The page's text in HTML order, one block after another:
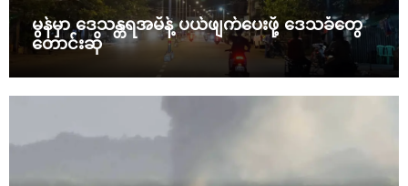
မွန်မှာ ဒေသန္တရအမိန့် ပယ်ဖျက်ပေးဖို့ ဒေသခံတွေ
တောင်းဆို